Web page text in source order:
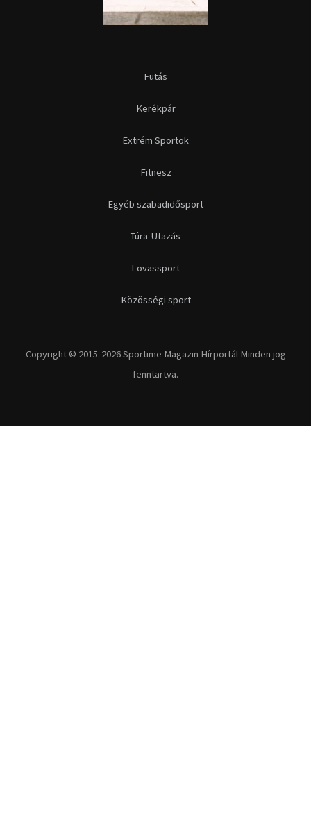
Futás
Kerékpár
Extrém Sportok
Fitnesz
Egyéb szabadidősport
Túra-Utazás
Lovassport
Közösségi sport
Copyright © 2015-2026 Sportime Magazin Hírportál Minden jog
fenntartva.